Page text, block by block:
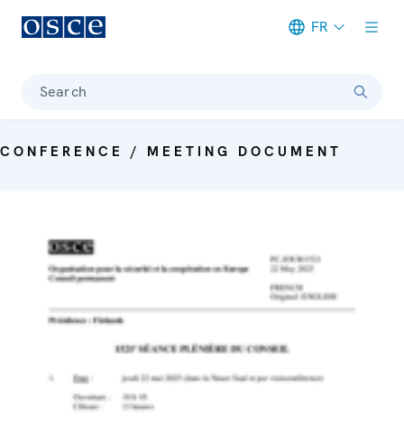
FR
Search
CONFERENCE / MEETING DOCUMENT